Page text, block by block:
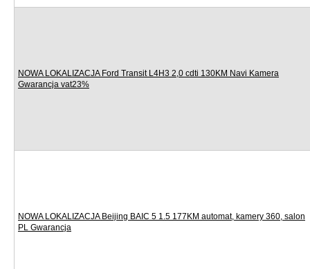
NOWA LOKALIZACJA Ford Transit L4H3 2,0 cdti 130KM Navi Kamera
Gwarancja vat23%
NOWA LOKALIZACJA Beijing BAIC 5 1.5 177KM automat, kamery 360, salon
PL Gwarancja